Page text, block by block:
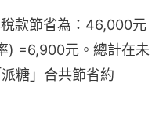
款節省為：46,000元
) =6,900元。總計在未
糖」合共節省約